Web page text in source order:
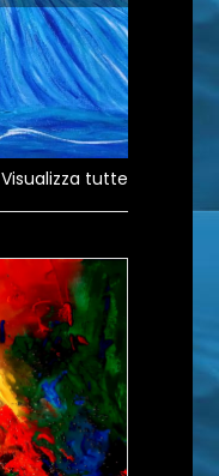
Visualizza tutte